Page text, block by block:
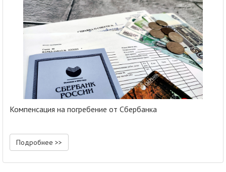
Компенсация на погребение от Сбербанка
Подробнее >>